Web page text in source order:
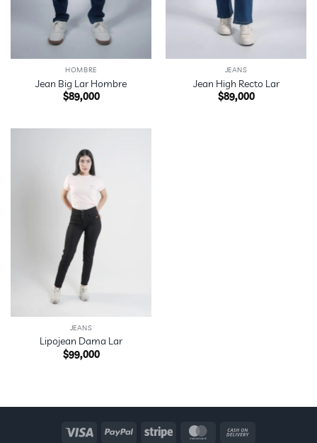
HOMBRE
Jean Big Lar Hombre
$89,000
JEANS
Jean High Recto Lar
$89,000
JEANS
Lipojean Dama Lar
$99,000